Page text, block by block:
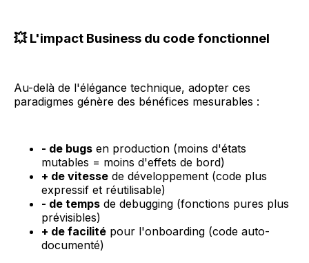
💥 L'impact Business du code fonctionnel
Au-delà de l'élégance technique, adopter ces
paradigmes génère des bénéfices mesurables :
- de bugs en production (moins d'états
mutables = moins d'effets de bord)
+ de vitesse de développement (code plus
expressif et réutilisable)
- de temps de debugging (fonctions pures plus
prévisibles)
+ de facilité pour l'onboarding (code auto-
documenté)